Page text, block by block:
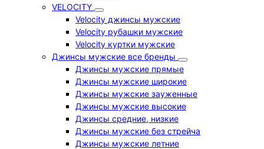
VELOCITY
Velocity джинсы мужские
Velocity рубашки мужские
Velocity куртки мужские
Джинсы мужские все бренды
Джинсы мужские прямые
Джинсы мужские широкие
Джинсы мужские зауженные
Джинсы мужские высокие
Джинсы средние, низкие
Джинсы мужские без стрейча
Джинсы мужские летние